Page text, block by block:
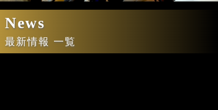
News
最新情報 一覧